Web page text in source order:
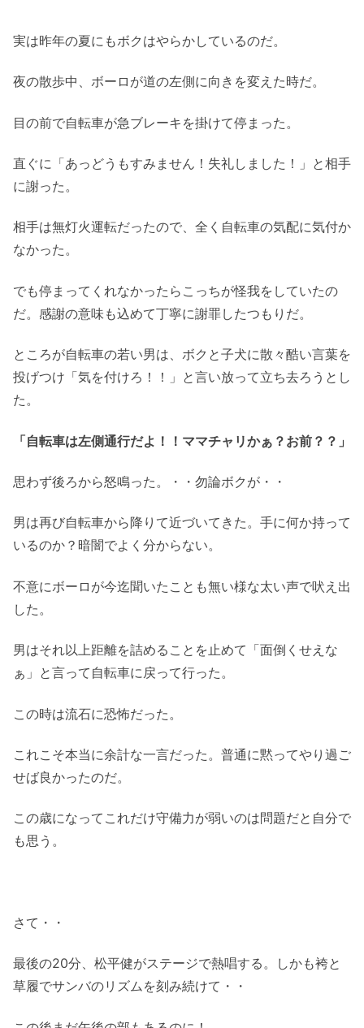
実は昨年の夏にもボクはやらかしているのだ。
夜の散歩中、ボーロが道の左側に向きを変えた時だ。
目の前で自転車が急ブレーキを掛けて停まった。
直ぐに「あっどうもすみません！失礼しました！」と相手
に謝った。
相手は無灯火運転だったので、全く自転車の気配に気付か
なかった。
でも停まってくれなかったらこっちが怪我をしていたの
だ。感謝の意味も込めて丁寧に謝罪したつもりだ。
ところが自転車の若い男は、ボクと子犬に散々酷い言葉を
投げつけ「気を付けろ！！」と言い放って立ち去ろうとし
た。
「自転車は左側通行だよ！！ママチャリかぁ？お前？？」
思わず後ろから怒鳴った。・・勿論ボクが・・
男は再び自転車から降りて近づいてきた。手に何か持って
いるのか？暗闇でよく分からない。
不意にボーロが今迄聞いたことも無い様な太い声で吠え出
した。
男はそれ以上距離を詰めることを止めて「面倒くせえな
ぁ」と言って自転車に戻って行った。
この時は流石に恐怖だった。
これこそ本当に余計な一言だった。普通に黙ってやり過ご
せば良かったのだ。
この歳になってこれだけ守備力が弱いのは問題だと自分で
も思う。
さて・・
最後の20分、松平健がステージで熱唱する。しかも袴と
草履でサンバのリズムを刻み続けて・・